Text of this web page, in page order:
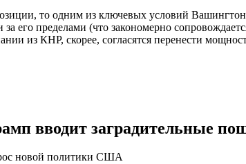
то одним из ключевых условий
его пределами (что закономерно
из КНР, скорее, согласятся перенести
вводит заградительные
новой политики США